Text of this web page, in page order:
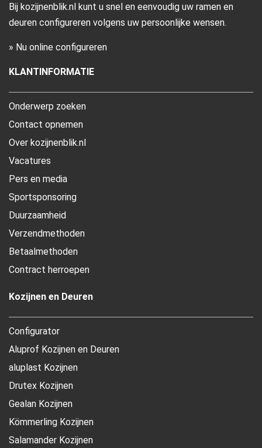
Bij kozijnenblik.nl kunt u snel en eenvoudig uw ramen en
deuren configureren volgens uw persoonlijke wensen.
» Nu online configureren
KLANTINFORMATIE
Onderwerp zoeken
Contact opnemen
Over kozijnenblik.nl
Vacatures
Pers en media
Sportsponsoring
Duurzaamheid
Verzendmethoden
Betaalmethoden
Contract herroepen
Kozijnen en Deuren
Configurator
Aluprof Kozijnen en Deuren
aluplast Kozijnen
Drutex Kozijnen
Gealan Kozijnen
Kömmerling Kozijnen
Salamander Kozijnen